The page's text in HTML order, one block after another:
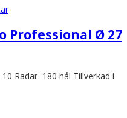
Professional Ø 27
Radar 180 hål Tillverkad i